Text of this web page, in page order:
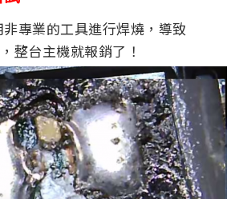
專業的工具進行焊燒，導致
整台主機就報銷了！